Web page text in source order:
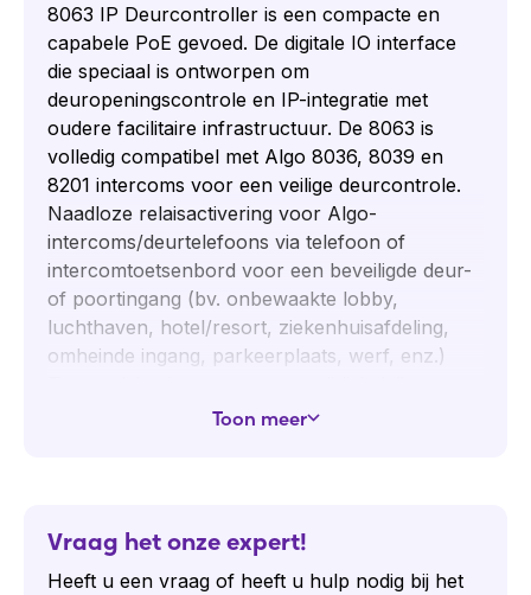
8063 IP Deurcontroller is een compacte en
capabele PoE gevoed. De digitale IO interface
die speciaal is ontworpen om
deuropeningscontrole en IP-integratie met
oudere facilitaire infrastructuur. De 8063 is
volledig compatibel met Algo 8036, 8039 en
8201 intercoms voor een veilige deurcontrole.
Naadloze relaisactivering voor Algo-
intercoms/deurtelefoons via telefoon of
intercomtoetsenbord voor een beveiligde deur-
of poortingang (bv. onbewaakte lobby,
luchthaven, hotel/resort, ziekenhuisafdeling,
omheinde ingang, parkeerplaats, werf, enz.)
ingangen die compatibel zijn met droge
802.3af/at).
Toon meer
Vraag het onze expert!
Heeft u een vraag of heeft u hulp nodig bij het